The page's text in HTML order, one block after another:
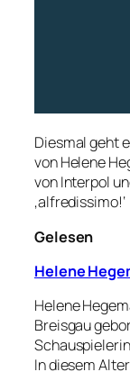
Diesmal geht
von Helene
von Interpol
‚alfredissimo!‘
Gelesen
Helene
Helene
Breisgau
In diesem